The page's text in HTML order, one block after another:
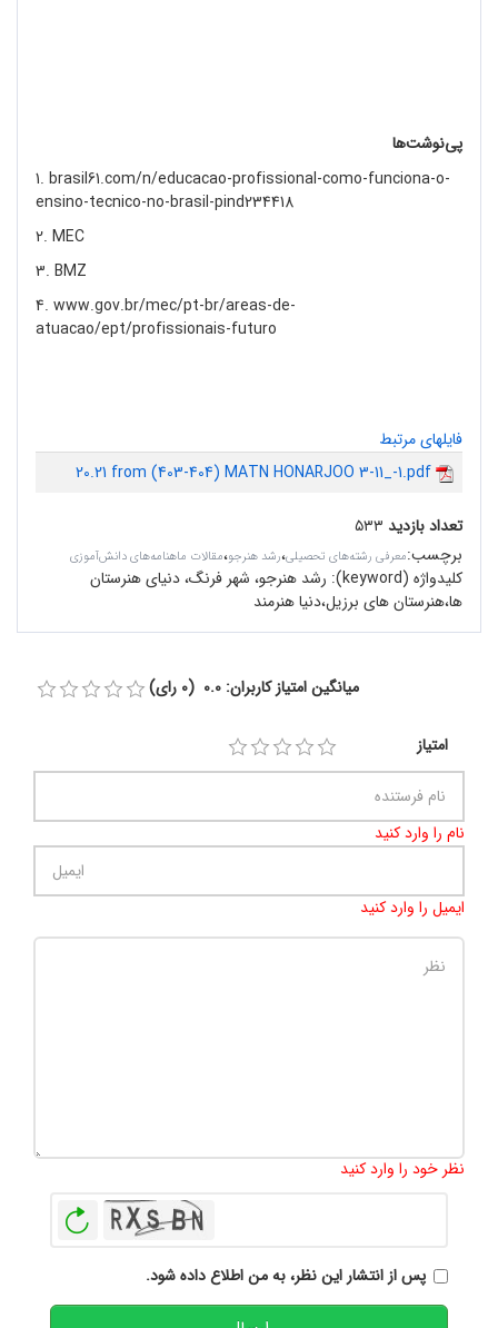
پی‌نوشت‌ها
1. brasil61.com/n/educacao-profissional-como-funciona-o-
ensino-tecnico-no-brasil-pind234418
2. MEC
3. BMZ
4. www.gov.br/mec/pt-br/areas-de-
atuacao/ept/profissionais-futuro
فایلهای مرتبط
20.21 from (403-404) MATN HONARJOO 3-11_-1.pdf
تعداد بازدید ۵۳۳
برچسب:معرفی رشته‌های تحصیلی،رشد هنرجو،مقالات ماهنامه‌های دانش‌آموزی
کلیدواژه (keyword):
رشد هنرجو، شهر فرنگ، دنیای هنرستان
ها،هنرستان های برزیل،دنیا هنرمند
میانگین امتیاز کاربران: 0.0 (0 رای)
امتیاز
نام را وارد کنید
ایمیل را وارد کنید
نظر خود را وارد کنید
پس از انتشار این نظر، به من اطلاع داده شود.